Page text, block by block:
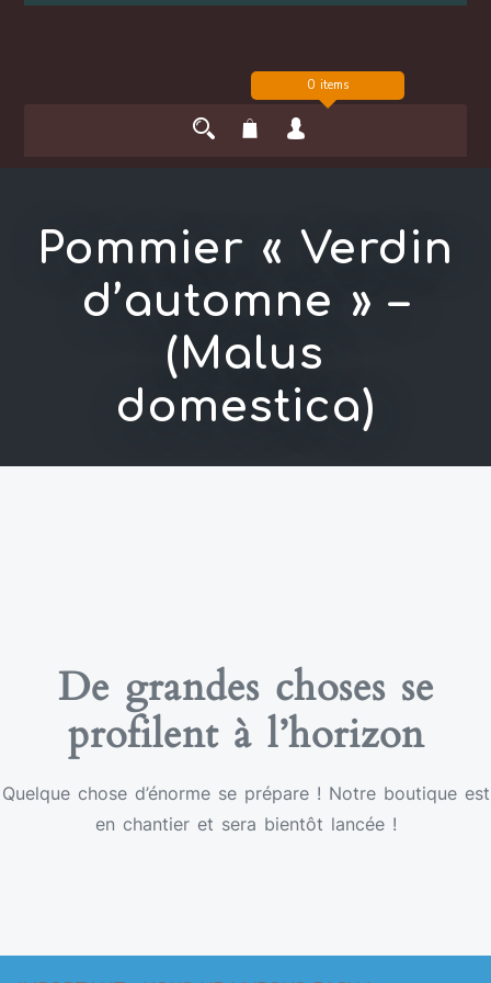
0 items
Pommier « Verdin
d’automne » –
(Malus
domestica)
De grandes choses se
profilent à l’horizon
Quelque chose d’énorme se prépare ! Notre boutique est
en chantier et sera bientôt lancée !